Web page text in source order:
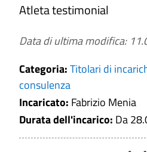
Atleta testimonial
Data di ultima modifica:
Categoria:Titolari di
consulenza
Incaricato: Fabrizio Menia
Durata dell'incarico: Da